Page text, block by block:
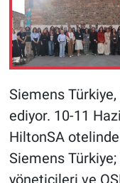
Siemens
ediyor. 10-11
HiltonSA
Siemens Türkiye;